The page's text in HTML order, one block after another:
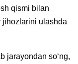
qismi bilan
jihozlarini ulashda
jarayondan so‘ng,